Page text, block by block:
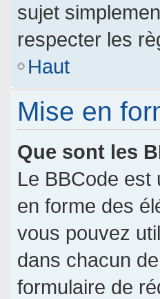
sujet
respecter les
Haut
Mise en
Que sont les
Le BBCode est
en forme des
vous pouvez
dans chacun
formulaire de